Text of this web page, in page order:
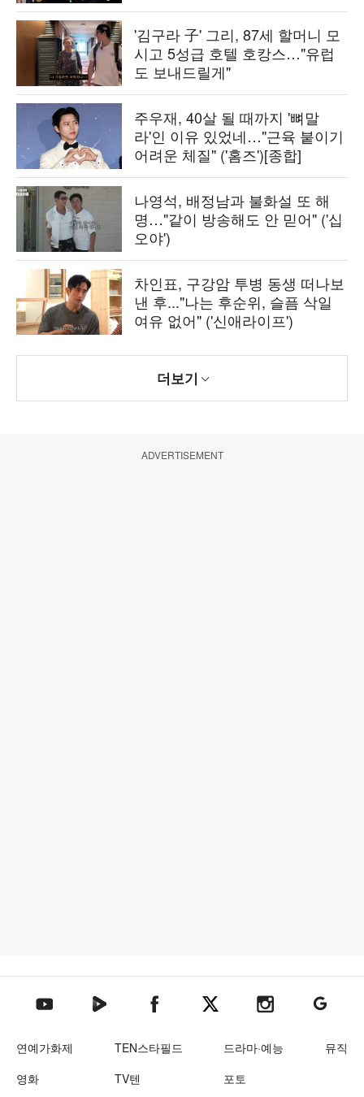
'김구라 子' 그리, 87세 할머니 모
시고 5성급 호텔 호캉스…"유럽
도 보내드릴게"
주우재, 40살 될 때까지 '뼈말
라'인 이유 있었네…"근육 붙이기
어려운 체질" ('홈즈')[종합]
나영석, 배정남과 불화설 또 해
명…"같이 방송해도 안 믿어" ('십
오야')
차인표, 구강암 투병 동생 떠나보
낸 후..."나는 후순위, 슬픔 삭일
여유 없어" ('신애라이프')
더보기
ADVERTISEMENT
텐아시아 유튜브텐아시아 네이버TV텐아시아 페이스북텐아시아 엑스텐아시아 인스타그램
텐아시아
연예가화제 TEN스타필드 드라마·예능
뮤직
영화
TV텐 포토